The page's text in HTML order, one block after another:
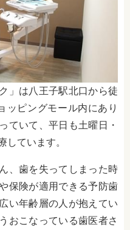
」は八王子駅北口から徒
ッピングモール内にあり
ていて、平日も土曜日・
しています。
、歯を失ってしまった時
保険が適用できる予防歯
い年齢層の人が抱えてい
おこなっている歯医者さ